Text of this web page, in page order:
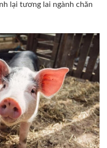
lại tương lai ngành chăn